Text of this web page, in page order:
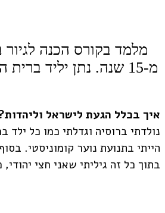
מספרים נתיב
מלמד בקורס הכנה
מ-15 שנה. נתן יליד
איך בכלל הגעת לישראל
בתוך כל זה גיליתי שאני חצי